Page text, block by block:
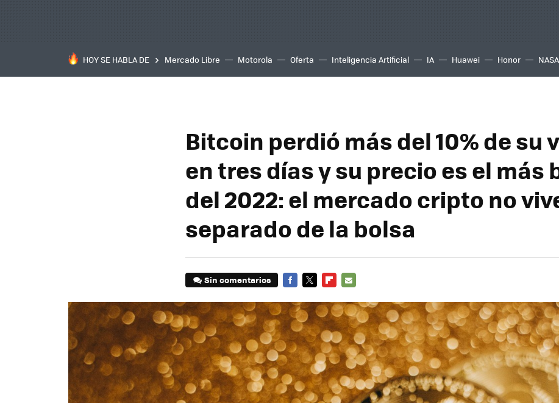
HOY SE HABLA DE Mercado Libre Motorola Oferta Inteligencia Artificial IA Huawei Honor NASA
Bitcoin perdió más del 10% de su
en tres días y su precio es el más
del 2022: el mercado cripto no
separado de la bolsa
Sin comentarios
MAIL